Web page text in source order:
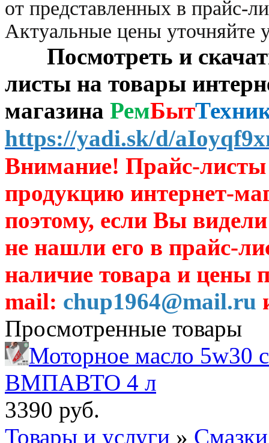
от представленных в прайс-
Актуальные цены уточняйте
Посмотреть и
листы на товары
магазина РемБыт
https://yadi.sk/d/
Внимание! Прайс-листы
продукцию интернет-
поэтому, если Вы
не нашли его в прайс-
наличие товара и цены
mail: chup1964@mail.ru
Просмотренные товары
Моторное масло 5w30
ВМПАВТО 4 л
3390 руб.
Товары и услуги »